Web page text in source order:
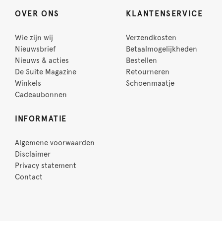
OVER ONS
Wie zijn wij
Nieuwsbrief
Nieuws & acties
De Suite Magazine
Winkels
Cadeaubonnen
KLANTENSERVICE
Verzendkosten
Betaalmogelijkheden
Bestellen
Retourneren
Schoenmaatje
INFORMATIE
Algemene voorwaarden
Disclaimer
Privacy statement
Contact